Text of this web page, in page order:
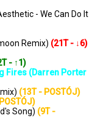
- We Can Do It
Remix) (21T - ↓6)
- ↑1)
Fires (Darren Porter
(13T - POSTÓJ)
Song) (9T -